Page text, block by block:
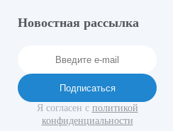
Новостная рассылка
Подписаться
Я согласен с политикой
конфиденциальности